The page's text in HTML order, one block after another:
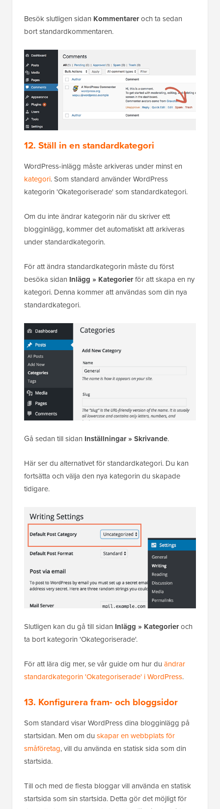
Besök slutligen sidan Kommentareroch ta sedan
bort standardkommentaren.
12. Ställ in en standardkategori
WordPress-inlägg måste arkiveras under minst en
kategori. Som standard använder WordPress
kategorin 'Okategoriserade' som standardkategori.
Om du inte ändrar kategorin när du skriver ett
blogginlägg, kommer det automatiskt att arkiveras
under standardkategorin.
För att ändra standardkategorin måste du först
besöka sidan Inlägg » Kategorierför att skapa en ny
kategori. Denna kommer att användas som din nya
standardkategori.
Gå sedan till sidan Inställningar » Skrivande.
Här ser du alternativet för standardkategori. Du kan
fortsätta och välja den nya kategorin du skapade
tidigare.
Slutligen kan du gå till sidan Inlägg » Kategorieroch
ta bort kategorin 'Okategoriserade'.
För att lära dig mer, se vår guide om hur du ändrar
standardkategorin 'Okategoriserade' i WordPress.
13. Konfigurera fram- och bloggsidor
Som standard visar WordPress dina blogginlägg på
startsidan. Men om du skapar en webbplats för
småföretag, vill du använda en statisk sida som din
startsida.
Till och med de flesta bloggar vill använda en statisk
startsida som sin startsida. Detta gör det möjligt för